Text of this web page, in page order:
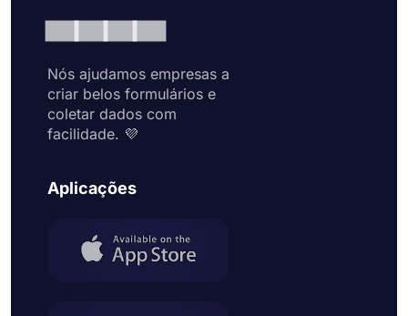
Nós ajudamos empresas a
criar belos formulários e
coletar dados com
facilidade. 💜
Aplicações